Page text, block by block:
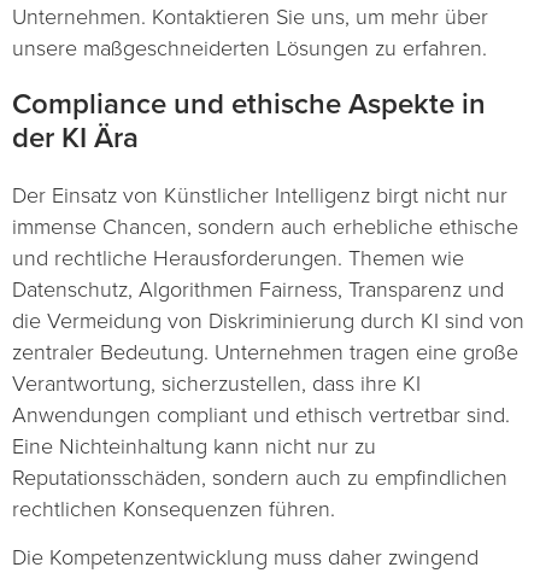
Unternehmen. Kontaktieren Sie uns, um mehr über
unsere maßgeschneiderten Lösungen zu erfahren.
Compliance und ethische Aspekte in
der KI Ära
Der Einsatz von Künstlicher Intelligenz birgt nicht nur
immense Chancen, sondern auch erhebliche ethische
und rechtliche Herausforderungen. Themen wie
Datenschutz, Algorithmen Fairness, Transparenz und
die Vermeidung von Diskriminierung durch KI sind von
zentraler Bedeutung. Unternehmen tragen eine große
Verantwortung, sicherzustellen, dass ihre KI
Anwendungen compliant und ethisch vertretbar sind.
Eine Nichteinhaltung kann nicht nur zu
Reputationsschäden, sondern auch zu empfindlichen
rechtlichen Konsequenzen führen.
Die Kompetenzentwicklung muss daher zwingend